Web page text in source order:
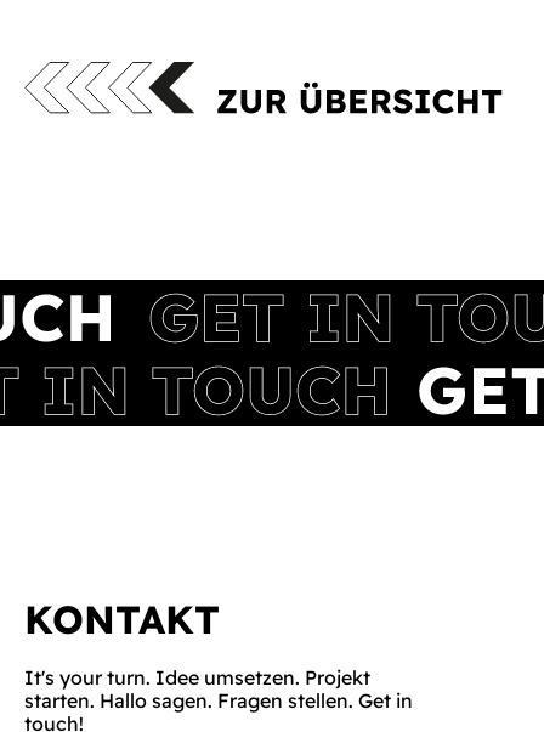
KONTAKT
It's your turn. Idee umsetzen. Projekt
starten. Hallo sagen. Fragen stellen. Get in
touch!